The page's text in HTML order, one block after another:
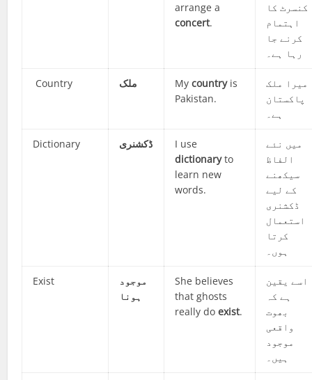
arrange a
concert.
کنسرٹ کا
اہتمام
کرنے جا
رہا ہے۔
Country ملک Mycountryis
Pakistan.
میرا ملک
پاکستان
ہے۔
Dictionary ڈکشنری
I use
dictionaryto
learn new
words.
میں نئے
الفاظ
سیکھنے
کے لیے
ڈکشنری
استعمال
کرتا
ہوں۔
Exist
موجود
ہونا
She believes
that ghosts
really doexist.
اسے یقین
ہے کہ
بھوت
واقعی
موجود
ہیں۔